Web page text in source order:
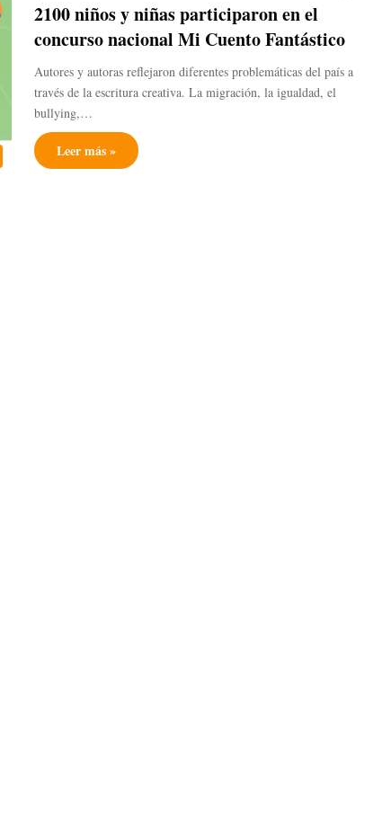
2100 niños y niñas participaron en el
concurso nacional Mi Cuento Fantástico
Autores y autoras reflejaron diferentes problemáticas del país a
través de la escritura creativa. La migración, la igualdad, el
bullying,…
Leer más »